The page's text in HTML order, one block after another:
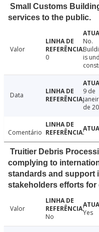
Small Customs
services to the public.
Valor
0
No.
is
Data
9 de
de
Comentário
Truitier Debris
complying to
standards and support
stakeholders efforts for
Valor
No
Yes